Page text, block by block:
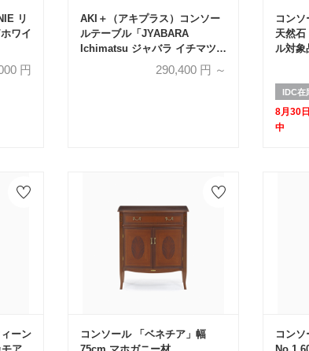
リ
ワイ
円
AKI＋（アキプラス）コンソー
ルテーブル「JYABARA
Ichimatsu ジャバラ イチマツ」
材質2種 / 天板・底板2仕様 / 塗
装2種類【受注生産品】
290,400 円 ～
コンソ
天然石
ル対象
IDC在
8月30
中
ーン
ア
コンソール 「ベネチア」幅
75cm マホガニー材
コン
No.1